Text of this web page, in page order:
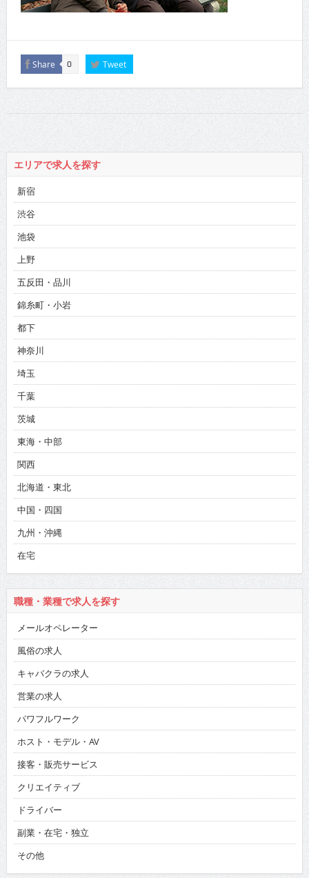
Share 0 Tweet
エリアで求人を探す
新宿
渋谷
池袋
上野
五反田・品川
錦糸町・小岩
都下
神奈川
埼玉
千葉
茨城
東海・中部
関西
北海道・東北
中国・四国
九州・沖縄
在宅
職種・業種で求人を探す
メールオペレーター
風俗の求人
キャバクラの求人
営業の求人
パワフルワーク
ホスト・モデル・AV
接客・販売サービス
クリエイティブ
ドライバー
副業・在宅・独立
その他